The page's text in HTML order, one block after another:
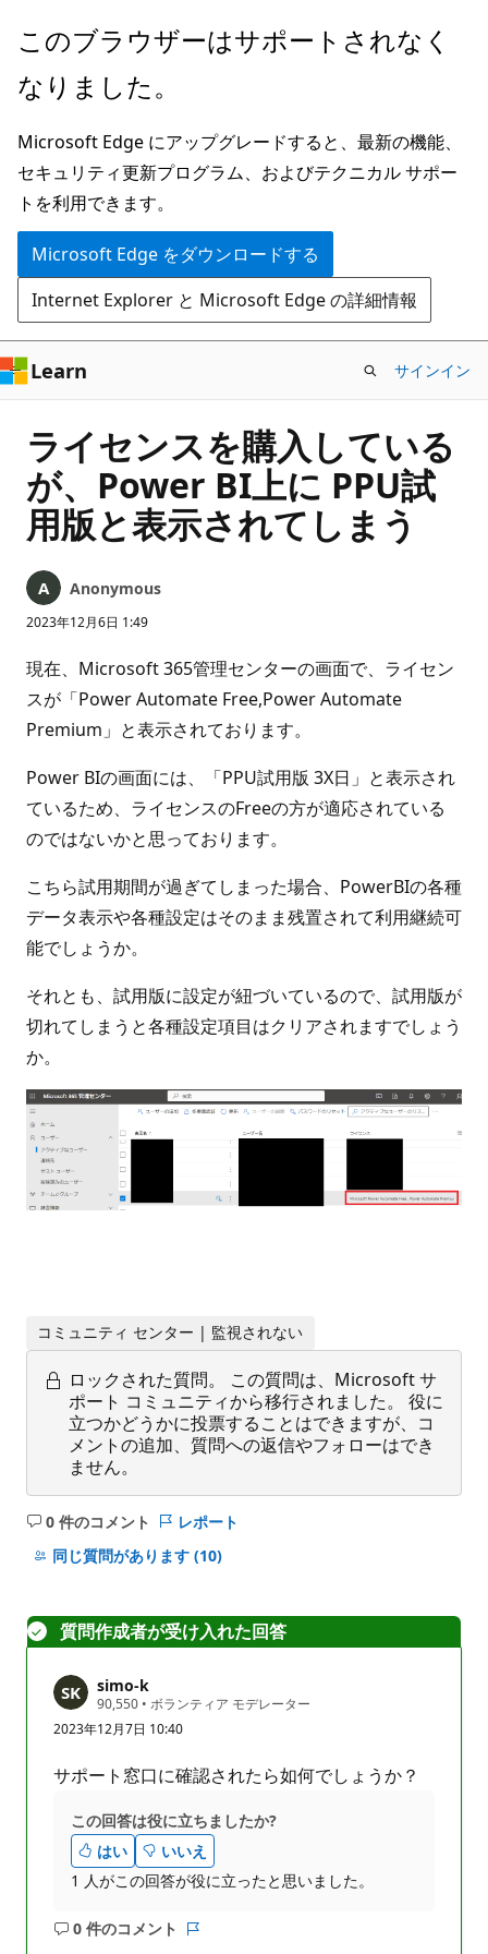
メ
ン
ン
テ
ン
ツ
に
ス
キ
ッ
プ
このブラウザーはサポートされなく
なりました。
Microsoft Edge にアップグレードすると、最新の機能、
セキュリティ更新プログラム、およびテクニカル サポー
トを利用できます。
Microsoft Edge をダウンロードする
Internet Explorer と Microsoft Edge の詳細情報
Learn サインイン
ライセンスを購入している
が、Power BI上に PPU試
用版と表示されてしまう
Anonymous
2023年12月6日 1:49
現在、Microsoft 365管理センターの画面で、ライセン
スが「Power Automate Free,Power Automate
Premium」と表示されております。
Power BIの画面には、「PPU試用版 3X日」と表示され
ているため、ライセンスのFreeの方が適応されている
のではないかと思っております。
こちら試用期間が過ぎてしまった場合、PowerBIの各種
データ表示や各種設定はそのまま残置されて利用継続可
能でしょうか。
それとも、試用版に設定が紐づいているので、試用版が
切れてしまうと各種設定項目はクリアされますでしょう
か。
コミュニティ センター | 監視されない
ロックされた質問。
この質問は、Microsoft サ
ポート コミュニティから移行されました。 役に
立つかどうかに投票することはできますが、コ
メントの追加、質問への返信やフォローはでき
ません。
0 件のコメント
コ
メ
は
あ
ま
せ
ん
レポート
同じ質問があります (10)
質問作成者が受け入れた回答
simo-k
90,550 評
価
の
イ
ン
• ボランティア モデレーター
2023年12月7日 10:40
サポート窓口に確認されたら如何でしょうか？
この回答は役に立ちましたか?
はい
いいえ
1 人がこの回答が役に立ったと思いました。
0 件のコメント
コ